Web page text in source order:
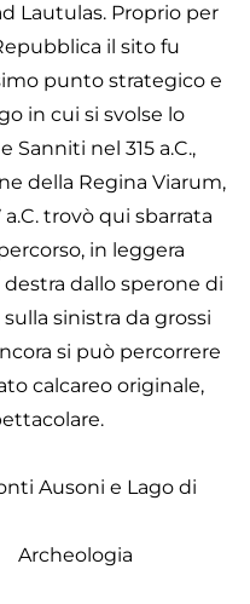
Lautulas. Proprio per
il sito fu
punto strategico e
in cui si svolse lo
Sanniti nel 315 a.C.,
della Regina Viarum,
trovò qui sbarrata
in leggera
dallo sperone di
sinistra da grossi
si può percorrere
calcareo originale,
Ausoni e Lago di
Archeologia